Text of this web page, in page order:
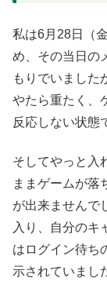
私は6月28日（
め、その当日の
もりでいました
やたら重たく、
反応しない状態
そしてやっと入
ままゲームが落
が出来ませんで
入り、自分のキ
はログイン待ち
示されていまし